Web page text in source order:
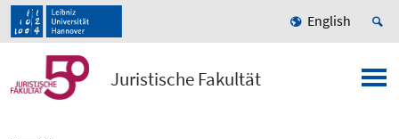
English
Juristische Fakultät